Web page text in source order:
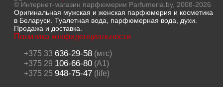
© Интернет-магазин парфюмерии Parfumeria.by, 2008-2026
Оригинальная мужская и женская парфюмерия и косметика
в Беларуси. Туалетная вода, парфюмерная вода, духи.
Продажа и доставка.
Политика конфиденциальности
+375 33 636-29-58(мтс)
+375 29 106-66-80(A1)
+375 25 948-75-47(life)